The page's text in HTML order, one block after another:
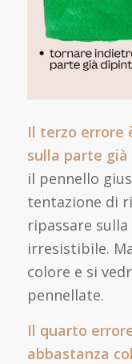
Il terzo errore
sulla parte
il pennello
tentazione di
ripassare
irresistibile.
colore e si
pennellate.
Il quarto
abbastanza